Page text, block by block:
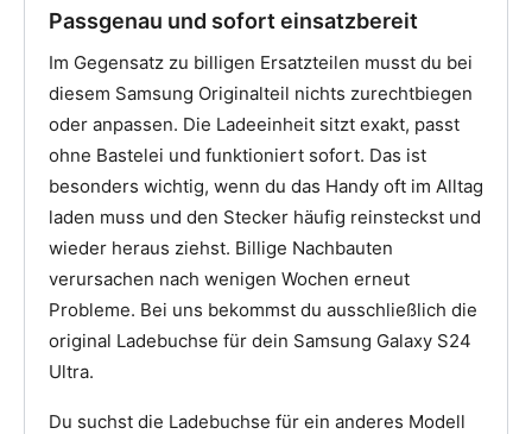
Passgenau und sofort einsatzbereit
Im Gegensatz zu billigen Ersatzteilen musst du bei
diesem Samsung Originalteil nichts zurechtbiegen
oder anpassen. Die Ladeeinheit sitzt exakt, passt
ohne Bastelei und funktioniert sofort. Das ist
besonders wichtig, wenn du das Handy oft im Alltag
laden muss und den Stecker häufig reinsteckst und
wieder heraus ziehst. Billige Nachbauten
verursachen nach wenigen Wochen erneut
Probleme. Bei uns bekommst du ausschließlich die
original Ladebuchse für dein Samsung Galaxy S24
Ultra.
Du suchst die Ladebuchse für ein anderes Modell